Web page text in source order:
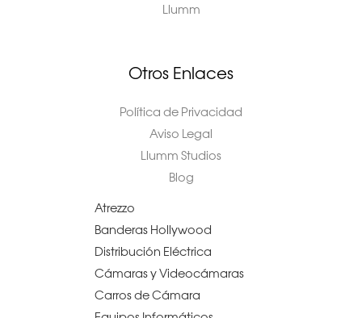
Llumm
Otros Enlaces
Política de Privacidad
Aviso Legal
Llumm Studios
Blog
Atrezzo
Banderas Hollywood
Distribución Eléctrica
Cámaras y Videocámaras
Carros de Cámara